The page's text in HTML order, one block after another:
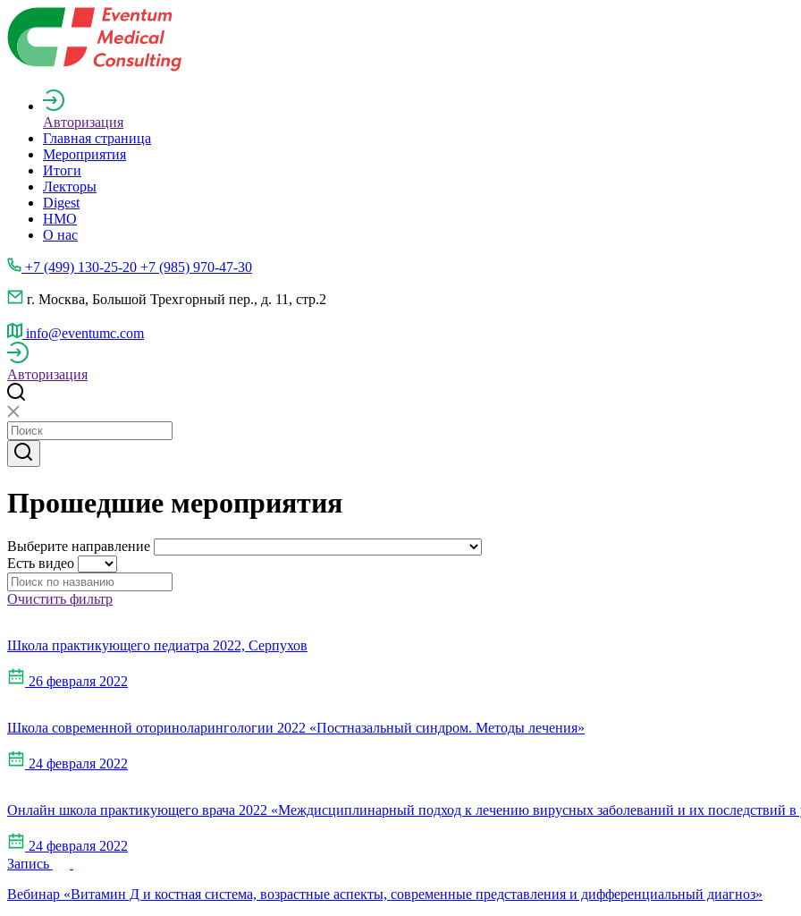
Авторизация
Главная страница
Мероприятия
Итоги
Лекторы
Digest
НМО
О нас
+7 (499) 130-25-20 +7 (985) 970-47-30
г. Москва, Большой Трехгорный пер., д. 11, стр.2
info@eventumc.com
Авторизация
Прошедшие мероприятия
Выберите направление
Есть видео
Очистить фильтр
Школа практикующего педиатра 2022, Серпухов
26 февраля 2022
Школа современной оториноларингологии 2022 «Постназальный синдром. Методы лечения»
24 февраля 2022
Онлайн школа практикующего врача 2022 «Междисциплинарный подход к лечению вирусных заболеваний и их последствий в
24 февраля 2022
Запись
Вебинар «Витамин Д и костная система, возрастные аспекты, современные представления и дифференциальный диагноз»